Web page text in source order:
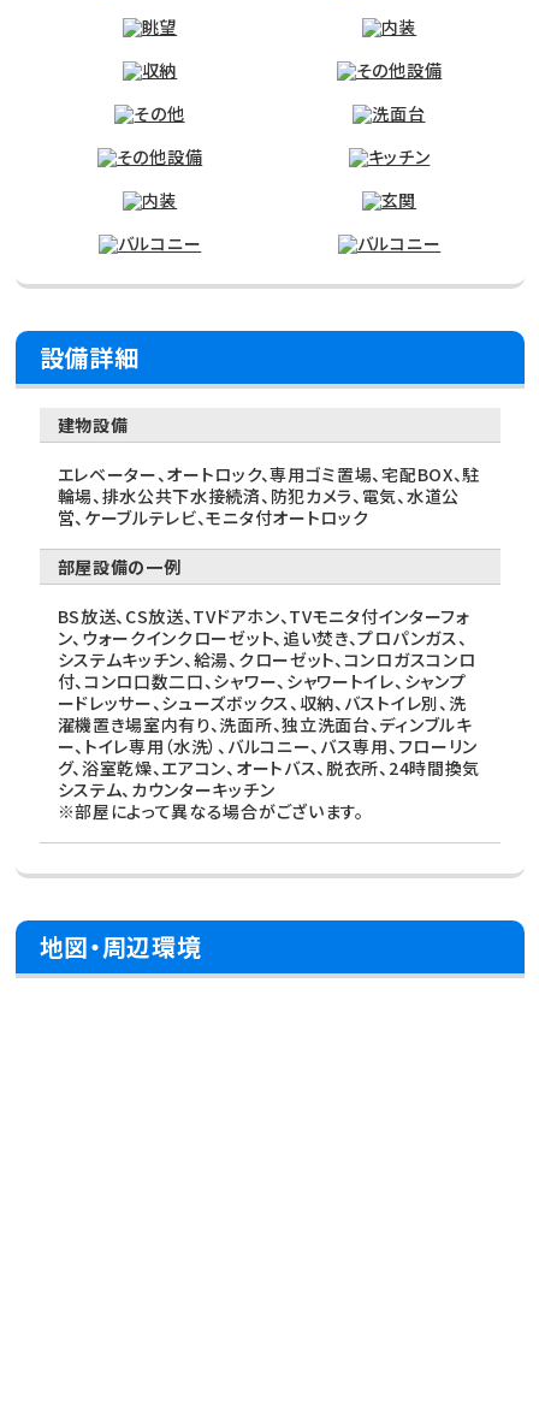
設備詳細
建物設備
エレベーター、オートロック、専用ゴミ置場、宅配BOX、駐
輪場、排水公共下水接続済、防犯カメラ、電気、水道公
営、ケーブルテレビ、モニタ付オートロック
部屋設備の一例
BS放送、CS放送、TVドアホン、TVモニタ付インターフォ
ン、ウォークインクローゼット、追い焚き、プロパンガス、
システムキッチン、給湯、クローゼット、コンロガスコンロ
付、コンロ口数二口、シャワー、シャワートイレ、シャンプ
ードレッサー、シューズボックス、収納、バストイレ別、洗
濯機置き場室内有り、洗面所、独立洗面台、ディンブルキ
ー、トイレ専用（水洗）、バルコニー、バス専用、フローリン
グ、浴室乾燥、エアコン、オートバス、脱衣所、24時間換気
システム、カウンターキッチン
※部屋によって異なる場合がございます。
地図・周辺環境